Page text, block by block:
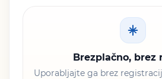
Brezplačno, brez
Uporabljajte ga brez